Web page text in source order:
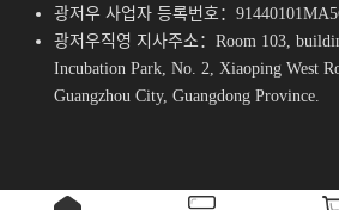
광저우 사업자 등록번호：
광저우직영 지사주소：Room 103,
Incubation Park, No. 2, Xiaoping West
Guangzhou City, Guangdong Province.